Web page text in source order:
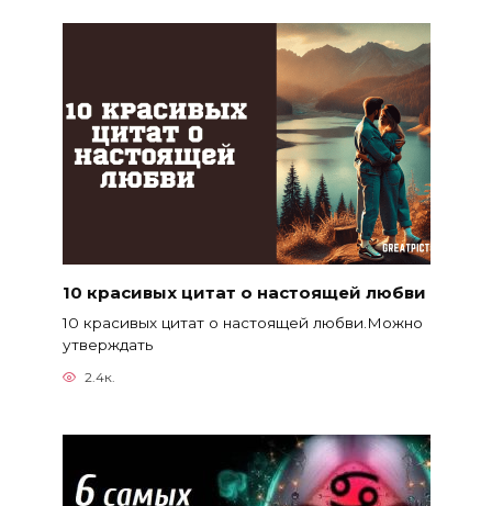
10 красивых цитат о настоящей любви
10 красивых цитат о настоящей любви.Можно
утверждать
2.4к.